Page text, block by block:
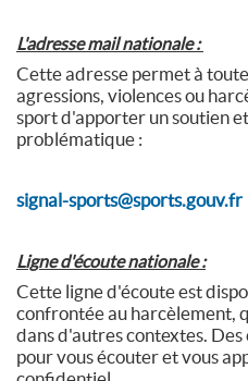
L'adresse mail nationale :
Cette adresse permet à
agressions, violences ou
sport d'apporter un soutien
problématique :
signal-sports@sports.gouv.fr
Ligne d'écoute nationale :
Cette ligne d'écoute est
confrontée au harcèlement,
dans d'autres contextes.
pour vous écouter et vous